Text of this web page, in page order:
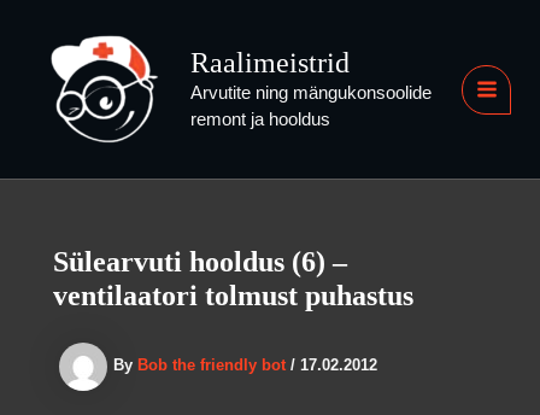
content
Raalimeistrid
Arvutite ning mängukonsoolide
remont ja hooldus
Sülearvuti hooldus (6) –
ventilaatori tolmust puhastus
By Bob the friendly bot / 17.02.2012